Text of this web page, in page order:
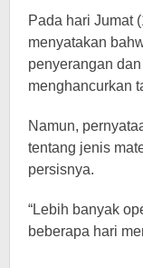
Pada hari Jumat
menyatakan
penyerangan
menghancurkan
Namun,
tentang jenis
persisnya.
“Lebih banyak
beberapa hari